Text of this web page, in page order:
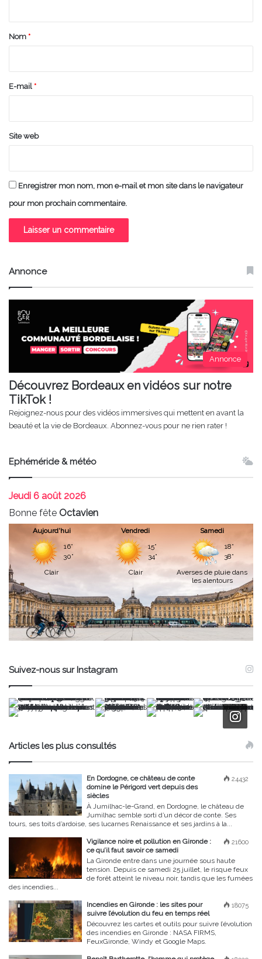
a
e
Nom *
E-mail *
Site web
Enregistrer mon nom, mon e-mail et mon site dans le navigateur
pour mon prochain commentaire.
Annonce
Annonce
Découvrez Bordeaux en vidéos sur notre
TikTok !
Rejoignez-nous pour des vidéos immersives qui mettent en avant la
beauté et la vie de Bordeaux. Abonnez-vous pour ne rien rater !
Ephéméride & météo
Jeudi 6 août 2026
Bonne fête Octavien
Aujourd'hui
16°
30°
Clair
Vendredi
15°
34°
Clair
Samedi
18°
38°
Averses de pluie dans
les alentours
Suivez-nous sur Instagram
Articles les plus consultés
24432
En Dordogne, ce château de conte
domine le Périgord vert depuis des
siècles
À Jumilhac-le-Grand, en Dordogne, le château de
Jumilhac semble sorti d’un décor de conte. Ses
tours, ses toits d’ardoise, ses lucarnes Renaissance et ses jardins à la...
21600
Vigilance noire et pollution en Gironde :
ce qu’il faut savoir ce samedi
La Gironde entre dans une journée sous haute
tension. Depuis ce samedi 25 juillet, le risque feux
de forêt atteint le niveau noir, tandis que les fumées
des incendies...
18075
Incendies en Gironde : les sites pour
suivre l’évolution du feu en temps réel
Découvrez les cartes et outils pour suivre l’évolution
des incendies en Gironde : NASA FIRMS,
FeuxGironde, Windy et Google Maps.